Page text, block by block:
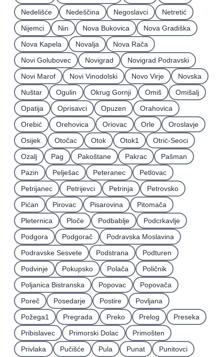
Nedelišće
Nedeščina Negoslavci
Netretić
Nijemci
Nin Nova Bukovica
Nova Gradiška
Nova Kapela
Novalja
Nova Rača
Novi Golubovec
Novigrad
Novigrad Podravski
Novi Marof
Novi Vinodolski Novo Virje
Novska
Nuštar
Ogulin Okrug Gornji Omiš
Omišalj
Opatija
Oprisavci Opuzen
Orahovica
Orebić
Orehovica Oriovac Orle
Oroslavje
Osijek
Otočac Otok Otok1
Otrić-Seoci
Ozalj
Pag Pakoštane Pakrac
Pašman
Pazin
Pelješac Peteranec
Petlovac
Petrijanec
Petrijevci Petrinja
Petrovsko
Pićan
Pirovac Pisarovina
Pitomača
Pleternica
Ploče Podbablje
Podcrkavlje
Podgora
Podgorač
Podravska Moslavina
Podravske Sesvete
Podstrana
Podturen
Podvinje
Pokupsko Polača
Poličnik
Poljanica Bistranska
Popovac
Popovača
Poreč
Posedarje Postire
Povljana
Požega1
Pregrada Preko Prelog
Preseka
Pribislavec
Primorski Dolac
Primošten
Privlaka
Pučišće Pula Punat
Punitovci